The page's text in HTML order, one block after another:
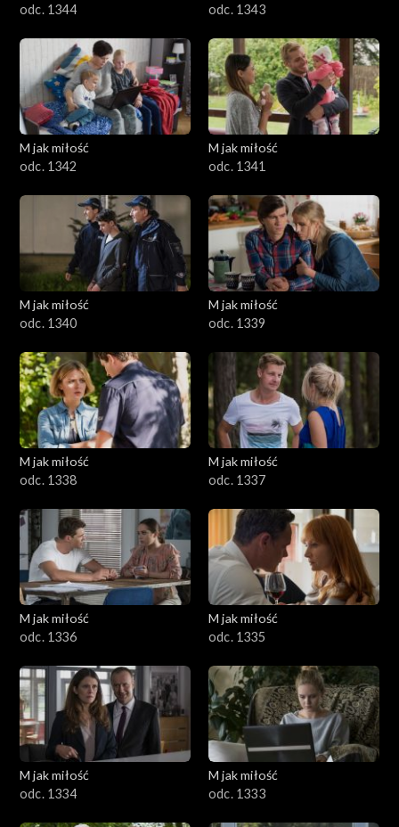
odc. 1344
odc. 1343
M jak miłość
odc. 1342
M jak miłość
odc. 1341
M jak miłość
odc. 1340
M jak miłość
odc. 1339
M jak miłość
odc. 1338
M jak miłość
odc. 1337
M jak miłość
odc. 1336
M jak miłość
odc. 1335
M jak miłość
odc. 1334
M jak miłość
odc. 1333